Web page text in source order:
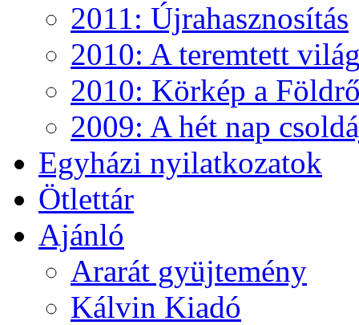
2011: Újrahasznosítás
2010: A teremtett
2010: Körkép a
2009: A hét nap
Egyházi nyilatkozatok
Ötlettár
Ajánló
Ararát gyüjtemény
Kálvin Kiadó